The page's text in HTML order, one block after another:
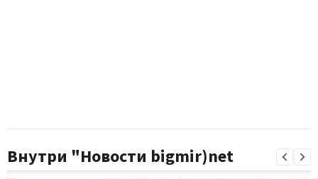
Внутри "Новости bigmir)net